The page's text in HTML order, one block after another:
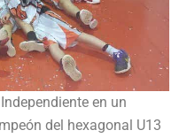
en un
del hexagonal U13